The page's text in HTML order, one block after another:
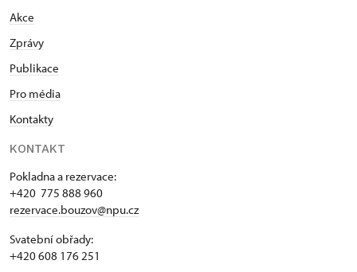
Akce
Zprávy
Publikace
Pro média
Kontakty
KONTAKT
Pokladna a rezervace:
+420 775 888 960
rezervace.bouzov@npu.cz
Svatební obřady:
+420 608 176 251